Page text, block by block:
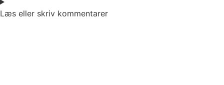
Læs eller skriv kommentarer